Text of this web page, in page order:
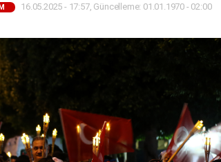
16.05.2025 - 17:57, Güncelleme: 01.01.1970 - 02:00